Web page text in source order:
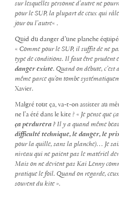
sur lesquelles personne d’autre ne
pour le SUP, la plupart de ceux qui
jour ou l’autre« .
Quid du danger d’une planche
« Comme pour le SUP, il suffit de ne
type de conditions. Il faut être prudent
danger existe. Quand on débute,
même parce qu’on tombe
Xavier.
Malgré tout ça, va-t-on assister au
ne l’a été dans le kite ? « Je pense que
ça perdurera ? Il y a quand même
difficulté technique, le danger, le
pour la quille, sans la planche)… Je
niveau qui ne paient pas le matériel
Mais on ne devient pas Kai Lenny
pratique le foil. Quand on regarde,
souvent du kite ».